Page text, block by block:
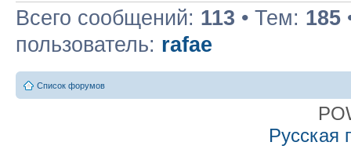
Всего сообщений: 113 • Тем: 185
пользователь: rafae
Список форумов
Русская